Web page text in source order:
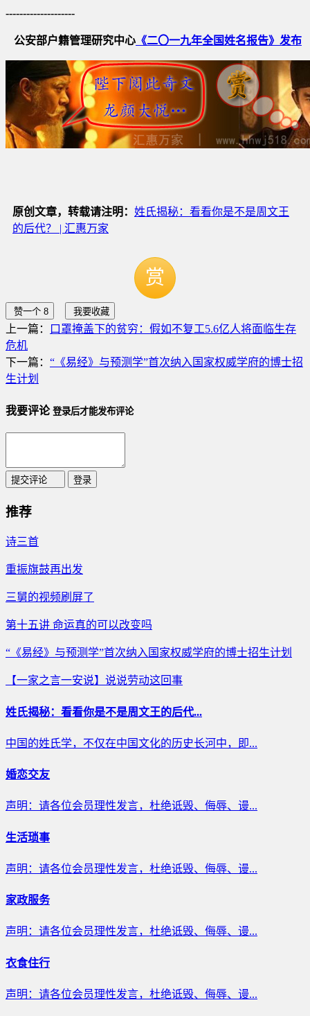
--------------------
公安部户籍管理研究中心 《二〇一九年全国姓名报告》发布
原创文章，转载请注明： 姓氏揭秘：看看你是不是周文王
的后代？ | 汇惠万家
赏
赞一个 8 我要收藏
上一篇：
口罩掩盖下的贫穷：假如不复工5.6亿人将面临生存
危机
下一篇： “《易经》与预测学”首次纳入国家权威学府的博士招
生计划
我要评论 登录后才能发布评论
提交评论 登录
推荐
诗三首
重振旗鼓再出发
三舅的视频刷屏了
第十五讲 命运真的可以改变吗
“《易经》与预测学”首次纳入国家权威学府的博士招生计划
【一家之言一安说】说说劳动这回事
姓氏揭秘：看看你是不是周文王的后代...
中国的姓氏学，不仅在中国文化的历史长河中，即...
婚恋交友
声明：请各位会员理性发言，杜绝诋毁、侮辱、谩...
生活琐事
声明：请各位会员理性发言，杜绝诋毁、侮辱、谩...
家政服务
声明：请各位会员理性发言，杜绝诋毁、侮辱、谩...
衣食住行
声明：请各位会员理性发言，杜绝诋毁、侮辱、谩...